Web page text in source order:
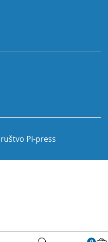
Pi-press